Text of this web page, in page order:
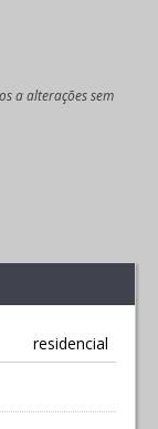
a alterações sem
residencial